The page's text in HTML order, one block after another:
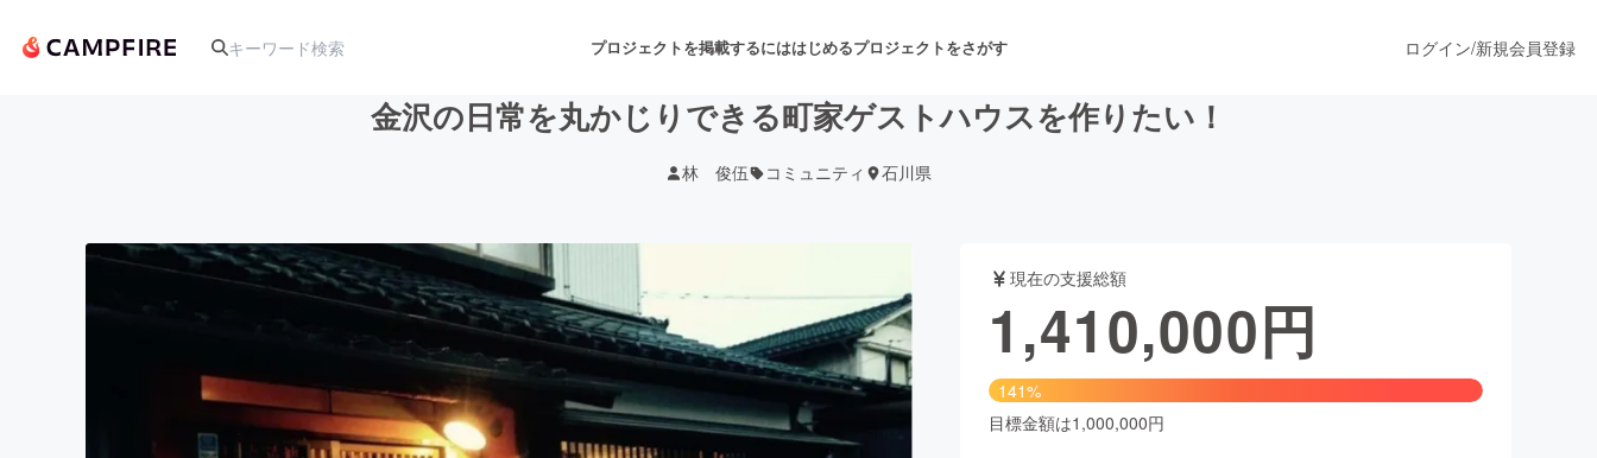
プロジェクトを掲載するにははじめるプロジェクトをさがす
アート・写真 音楽 舞台・パフォーマンス
テクノロジー・ガジェット ゲーム・サービス開発 フード・飲食店 ファッション
映像・映画 書籍・雑誌出版
ログイン/新規会員登録
金沢の日常を丸かじりできる町家ゲストハウスを作りたい！
林 俊伍 コミュニティ 石川県
現在の支援総額
1,410,000円
141%
目標金額は1,000,000円